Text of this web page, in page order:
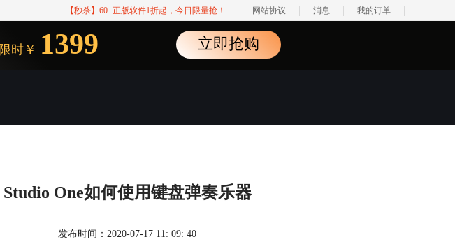
【秒杀】60+正版软件1折起，今日限量抢！ 网站协议 消息 我的订单
限时￥ 1399 立即抢购
Studio One如何使用键盘弹奏乐器
发布时间：2020-07-17 11: 09: 40